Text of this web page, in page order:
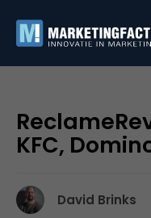
KFC,
David Brinks